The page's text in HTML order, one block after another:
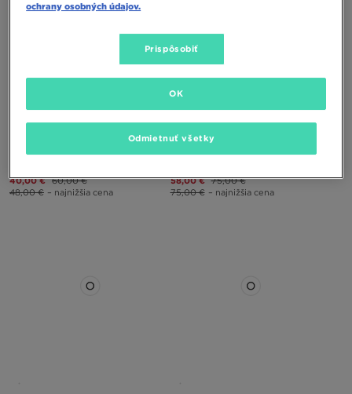
40,00 € 60,00 €
48,00 € – najnižšia cena
CROCS ECHO CLOG
58,00 € 75,00 €
75,00 € – najnižšia cena
ochrany osobných údajov.
Prispôsobiť
Odmietnuť všetky
OK